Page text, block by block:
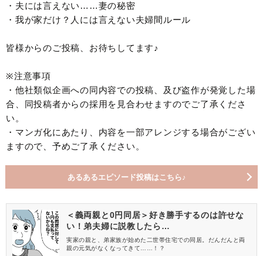
・夫には言えない……妻の秘密
・我が家だけ？人には言えない夫婦間ルール
皆様からのご投稿、お待ちしてます♪
※注意事項
・他社類似企画への同内容での投稿、及び盗作が発覚した場
合、同投稿者からの採用を見合わせますのでご了承くださ
い。
・マンガ化にあたり、内容を一部アレンジする場合がござい
ますので、予めご了承ください。
あるあるエピソード投稿はこちら♪
＜義両親と0円同居＞好き勝手するのは許せな
い！弟夫婦に説教したら…
実家の親と、弟家族が始めた二世帯住宅での同居。だんだんと両
親の元気がなくなってきて……！？